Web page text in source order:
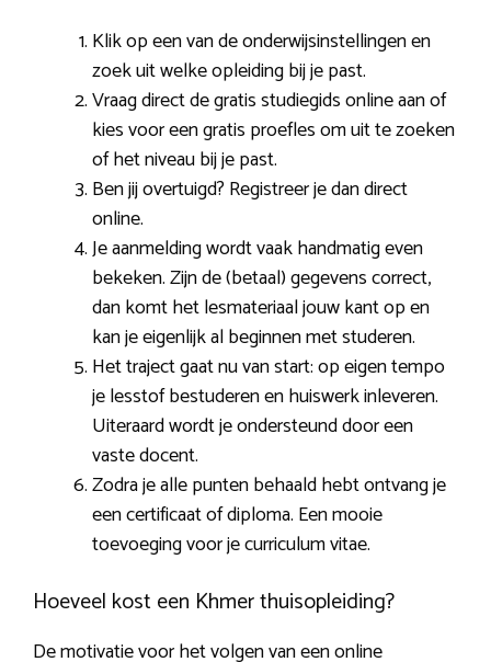
Klik op een van de onderwijsinstellingen en
zoek uit welke opleiding bij je past.
Vraag direct de gratis studiegids online aan of
kies voor een gratis proefles om uit te zoeken
of het niveau bij je past.
Ben jij overtuigd? Registreer je dan direct
online.
Je aanmelding wordt vaak handmatig even
bekeken. Zijn de (betaal) gegevens correct,
dan komt het lesmateriaal jouw kant op en
kan je eigenlijk al beginnen met studeren.
Het traject gaat nu van start: op eigen tempo
je lesstof bestuderen en huiswerk inleveren.
Uiteraard wordt je ondersteund door een
vaste docent.
Zodra je alle punten behaald hebt ontvang je
een certificaat of diploma. Een mooie
toevoeging voor je curriculum vitae.
Hoeveel kost een Khmer thuisopleiding?
De motivatie voor het volgen van een online